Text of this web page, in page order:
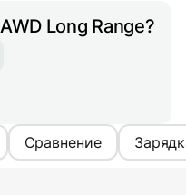
Long Range?
Сравнение